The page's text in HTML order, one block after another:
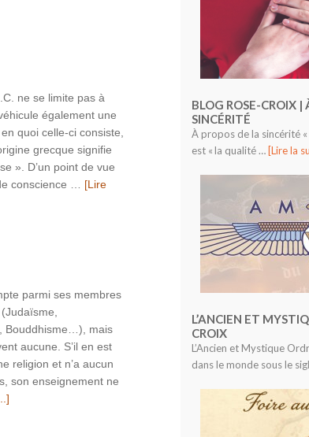
ne se limite pas à
également une
quoi celle-ci consiste,
grecque signifie
». D’un point de vue
conscience … [Lire
parmi ses membres
Bouddhisme…), mais
aucune. S’il en est
religion et n’a aucun
son enseignement ne
BLOG ROSE-CROIX |
SINCÉRITÉ
À propos de la sincérité
est « la qualité … [Lire la
L’ANCIEN ET
CROIX
L’Ancien et Mystique
dans le monde sous le